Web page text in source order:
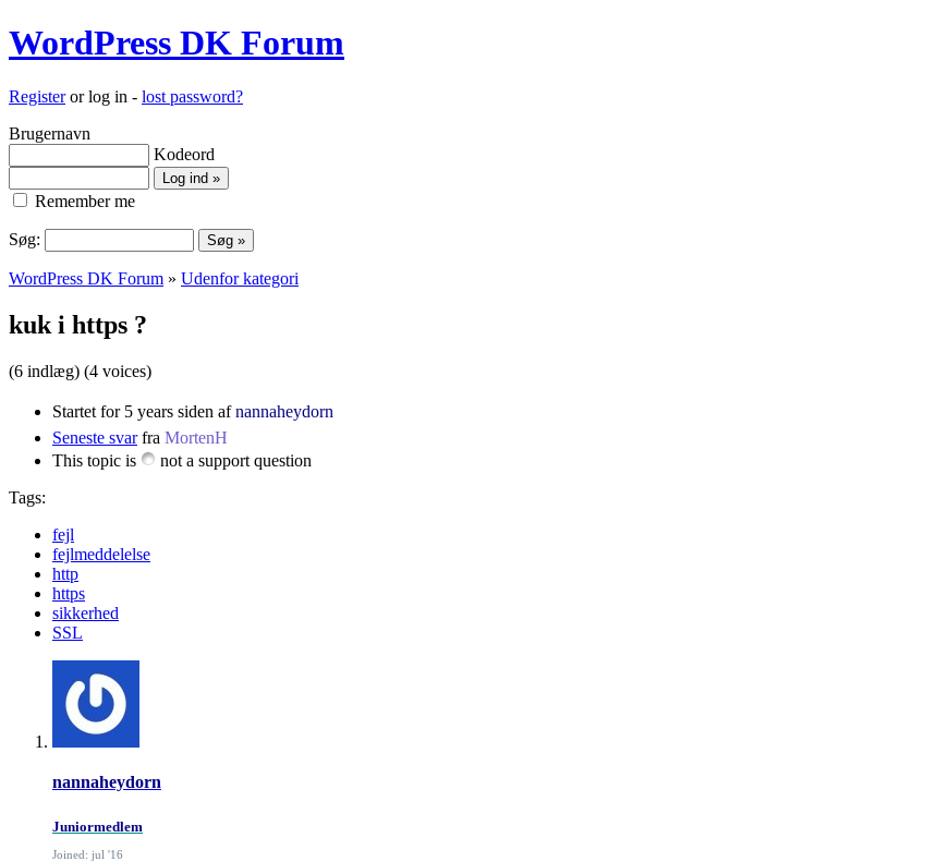
WordPress DK Forum
Registeror log in - lost password?
Brugernavn
Kodeord
Remember me
Søg:
WordPress DK Forum » Udenfor kategori
kuk i https ?
(6 indlæg) (4 voices)
Startet for 5 years siden afnannaheydorn
Seneste svarfra MortenH
This topic is
not a support question
Tags:
fejl
fejlmeddelelse
http
https
sikkerhed
SSL
nannaheydorn
Juniormedlem
Joined: jul '16